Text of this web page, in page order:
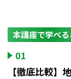
本講座で学べ
01
【徹底比較】